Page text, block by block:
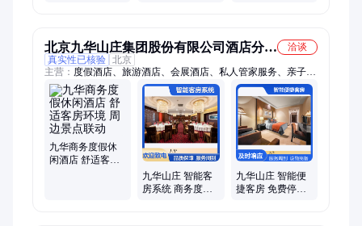
北京九华山庄集团股份有限公司酒店分公
司
洽谈
真实性已核验 北京
主营： 度假酒店、旅游酒店、会展酒店、私人管家服务、亲子出
游住宿、畅享温泉泳池
九华商务度假休
闲酒店 舒适客房
九华山庄 智能客
房系统 商务度假
九华山庄 智能便
捷客房 免费停车